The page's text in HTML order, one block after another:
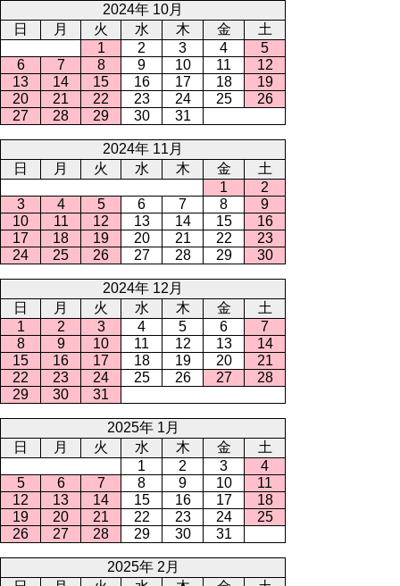
2024年 10月
日
月 火 水 木 金
土
1
2 3 4
5
6
7 8 9 10 11
12
13
14 15 16 17 18
19
20
21 22 23 24 25
26
27
28 29 30 31
2024年 11月
日
月 火 水 木 金
土
1
2
3
4 5 6 7 8
9
10
11 12 13 14 15
16
17
18 19 20 21 22
23
24
25 26 27 28 29 30
2024年 12月
日
月 火 水 木 金
土
1
2 3 4 5 6
7
8
9 10 11 12 13
14
15
16 17 18 19 20
21
22
23 24 25 26 27
28
29
30 31
2025年 1月
日
月 火 水 木 金
土
1
2 3
4
5
6 7 8 9 10
11
12
13 14 15 16 17
18
19
20 21 22 23 24
25
26
27 28 29 30 31
2025年 2月